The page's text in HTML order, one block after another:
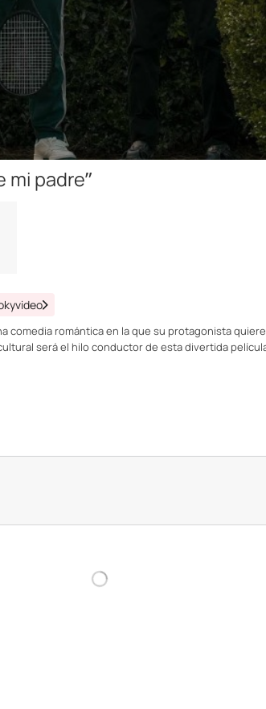
Video
mi padre”
comedia romántica en la que su protagonista
será el hilo conductor de esta divertida